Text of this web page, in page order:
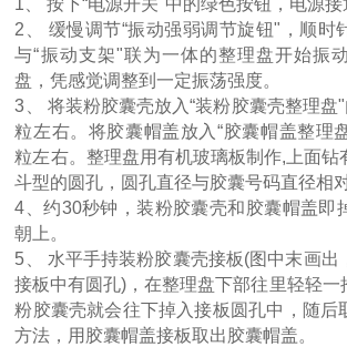
1、 按下“电源开关"中的绿色按钮，电源接
2、 缓慢调节“振动强弱调节旋钮"，顺时
与“振动支架"联为一体的整理盘开始振
盘，凭感觉调整到一定振荡强度。
3、 将装粉胶囊壳放入“装粉胶囊壳整理盘
粒左右。将胶囊帽盖放入“胶囊帽盖整理
粒左右。整理盘用有机玻璃板制作,上面钻
斗型的圆孔，圆孔直径与胶囊号码直径相对
4、约30秒钟，装粉胶囊壳和胶囊帽盖即
朝上。
5、 水平手持装粉胶囊壳接板(图中末画出
接板中有圆孔)，在整理盘下部往里轻轻一
粉胶囊壳就会往下掉入接板圆孔中，随后
方法，用胶囊帽盖接板取出胶囊帽盖。